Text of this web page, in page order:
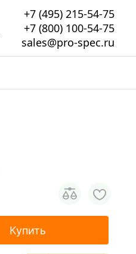
+7 (495) 215-54-75
+7 (800) 100-54-75
sales@pro-spec.ru
Купить